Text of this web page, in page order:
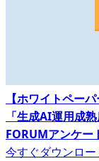
【ホワイトペー
「生成AI運用成
FORUMアンケー
今すぐダウンロー